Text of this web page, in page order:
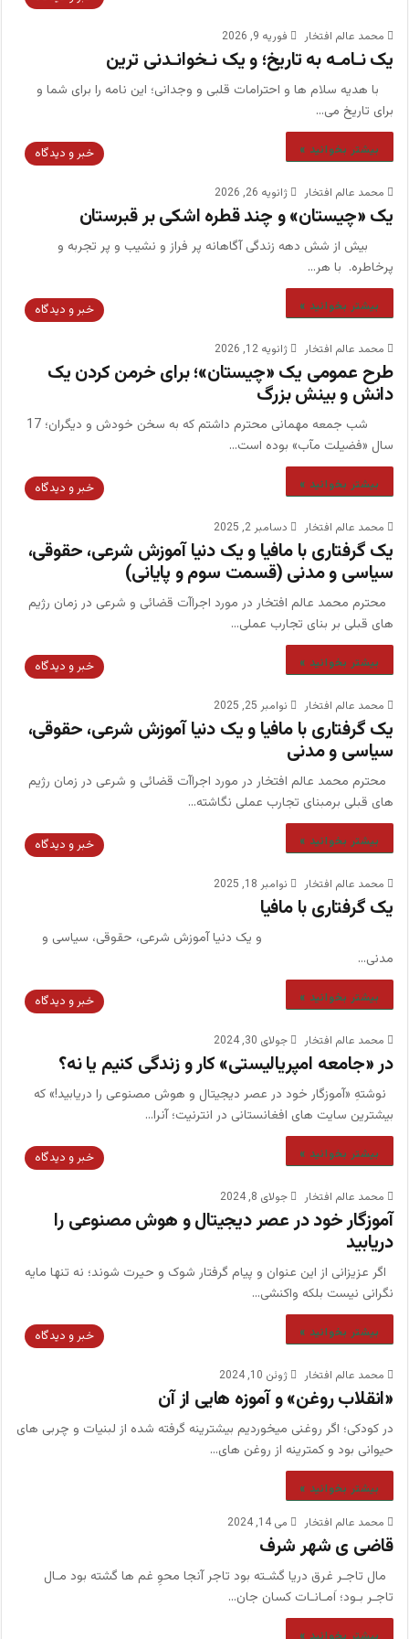
محمد عالم افتخار فوریه 9, 2026
یک نـامـه به تاریخ؛ و یک نـخوانـدنی ترین
با هدیه سلام ها و احترامات قلبی و وجدانی؛ این نامه را برای شما و
برای تاریخ می…
بیشتر بخوانید » خبر و دیدگاه
محمد عالم افتخار ژانویه 26, 2026
یک «چیستان» و چند قطره اشکی بر قبرستان
بیش از شش دهه زندگی آگاهانه پر فراز و نشیب و پر تجربه و
پرخاطره. با هر…
بیشتر بخوانید » خبر و دیدگاه
محمد عالم افتخار ژانویه 12, 2026
طرح عمومی یک «چیستان»؛ برای خرمن کردن یک
دانش و بینش بزرگ
شب جمعه مهمانی محترم داشتم که به سخن خودش و دیگران؛ 17
سال «فضیلت مآب» بوده است…
بیشتر بخوانید » خبر و دیدگاه
محمد عالم افتخار دسامبر 2, 2025
یک گرفتاری با مافیا و یک دنیا آموزش شرعی، حقوقی،
سیاسی و مدنی (قسمت سوم و پایانی)‎
محترم محمد عالم افتخار در مورد اجراآت قضائی و شرعی در زمان رژیم
های قبلی بر بنای تجارب عملی…
بیشتر بخوانید » خبر و دیدگاه
محمد عالم افتخار نوامبر 25, 2025
یک گرفتاری با مافیا و یک دنیا آموزش شرعی، حقوقی،
سیاسی و مدنی
محترم محمد عالم افتخار در مورد اجراآت قضائی و شرعی در زمان رژیم
های قبلی برمبنای تجارب عملی نگاشته…
بیشتر بخوانید » خبر و دیدگاه
محمد عالم افتخار نوامبر 18, 2025
یک گرفتاری با مافیا
و یک دنیا آموزش شرعی، حقوقی، سیاسی و
مدنی…
بیشتر بخوانید » خبر و دیدگاه
محمد عالم افتخار جولای 30, 2024
در «جامعه امپریالیستی» کار و زندگی کنیم یا نه؟
نوشتهِ «آموزگار خود در عصر دیجیتال و هوش مصنوعی را دریابید!» که
بیشترین سایت های افغانستانی در انترنیت؛ آنرا…
بیشتر بخوانید » خبر و دیدگاه
محمد عالم افتخار جولای 8, 2024
آموزگار خود در عصر دیجیتال و هوش مصنوعی را
دریابید
اگر عزیزانی از این عنوان و پیام گرفتار شوک و حیرت شوند؛ نه تنها مایه
نگرانی نیست بلکه واکنشی…
بیشتر بخوانید » خبر و دیدگاه
محمد عالم افتخار ژوئن 10, 2024
«انقلاب روغن» و آموزه هایی از آن
در کودکی؛ اگر روغنی میخوردیم بیشترینه گرفته شده از لبنیات و چربی های
حیوانی بود و کمترینه از روغن های…
بیشتر بخوانید »
محمد عالم افتخار می 14, 2024
قاضی ی شهر شرف
مال تاجـر غرق دریا گشـته بود تاجر آنجا محوِ غم ها گشته بود مـال
تاجـر بـود؛ اَمـانـات کسان جان…